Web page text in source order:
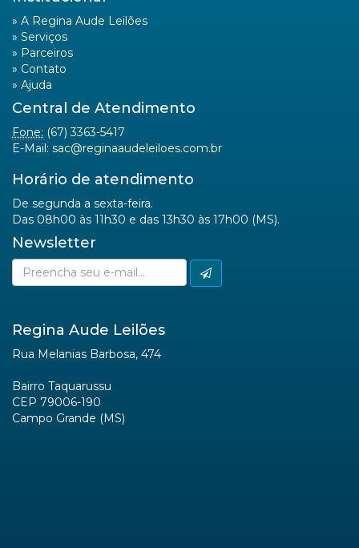
» A Regina Aude Leilões
» Serviços
» Parceiros
» Contato
» Ajuda
Central de Atendimento
Fone: (67) 3363-5417
E-Mail: sac@reginaaudeleiloes.com.br
Horário de atendimento
De segunda a sexta-feira.
Das 08h00 às 11h30 e das 13h30 às 17h00 (MS).
Newsletter
Regina Aude Leilões
Rua Melanias Barbosa, 474
Bairro Taquarussu
CEP 79006-190
Campo Grande (MS)